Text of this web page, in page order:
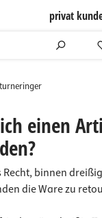
privat
einen
Recht, binnen
die Ware zu